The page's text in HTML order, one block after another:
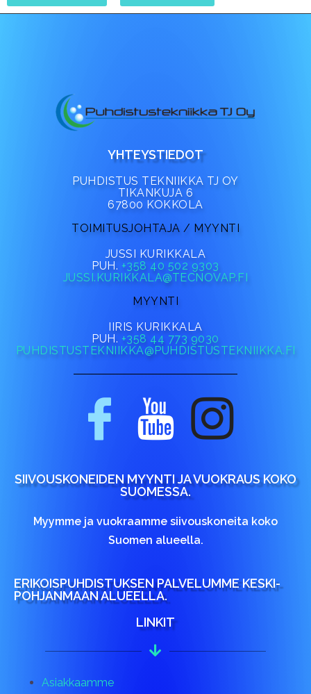
YHTEYSTIEDOT
PUHDISTUS TEKNIIKKA TJ OY
TIKANKUJA 6
67800 KOKKOLA
TOIMITUSJOHTAJA / MYYNTI
JUSSI KURIKKALA
PUH. +358 40 502 9303
JUSSI.KURIKKALA@TECNOVAP.FI
MYYNTI
IIRIS KURIKKALA
PUH. +358 44 773 9030
PUHDISTUSTEKNIIKKA@PUHDISTUSTEKNIIKKA.FI
SIIVOUSKONEIDEN MYYNTI JA VUOKRAUS KOKO
SUOMESSA.
Myymme ja vuokraamme siivouskoneita koko
Suomen alueella.
ERIKOISPUHDISTUKSEN PALVELUMME KESKI-
POHJANMAAN ALUEELLA.
LINKIT
Asiakkaamme